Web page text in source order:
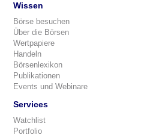
Wissen
Börse besuchen
Über die Börsen
Wertpapiere
Handeln
Börsenlexikon
Publikationen
Events und Webinare
Services
Watchlist
Portfolio